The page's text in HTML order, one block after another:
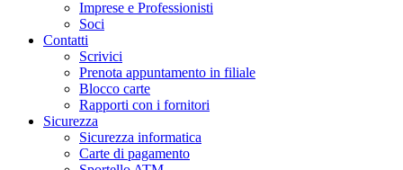
Imprese e Professionisti
Soci
Contatti
Scrivici
Prenota appuntamento in filiale
Blocco carte
Rapporti con i fornitori
Sicurezza
Sicurezza informatica
Carte di pagamento